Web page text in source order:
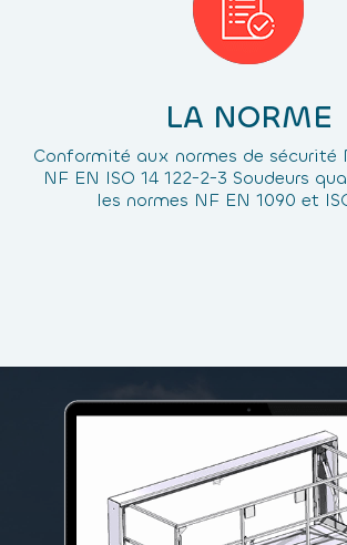
LA NORME
Conformité aux normes de sécurité
NF EN ISO 14 122-2-3 Soudeurs
les normes NF EN 1090 et